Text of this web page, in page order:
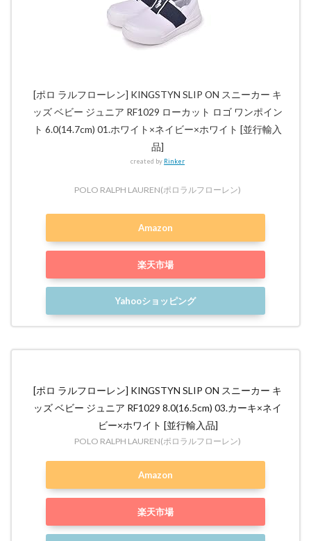
[ポロ ラルフローレン] KINGSTYN SLIP ON スニーカー キ
ッズ ベビー ジュニア RF1029 ローカット ロゴ ワンポイン
ト 6.0(14.7cm) 01.ホワイト×ネイビー×ホワイト [並行輸入
品]
created by Rinker
POLO RALPH LAUREN(ポロラルフローレン)
Amazon
楽天市場
Yahooショッピング
[ポロ ラルフローレン] KINGSTYN SLIP ON スニーカー キ
ッズ ベビー ジュニア RF1029 8.0(16.5cm) 03.カーキ×ネイ
ビー×ホワイト [並行輸入品]
POLO RALPH LAUREN(ポロラルフローレン)
Amazon
楽天市場